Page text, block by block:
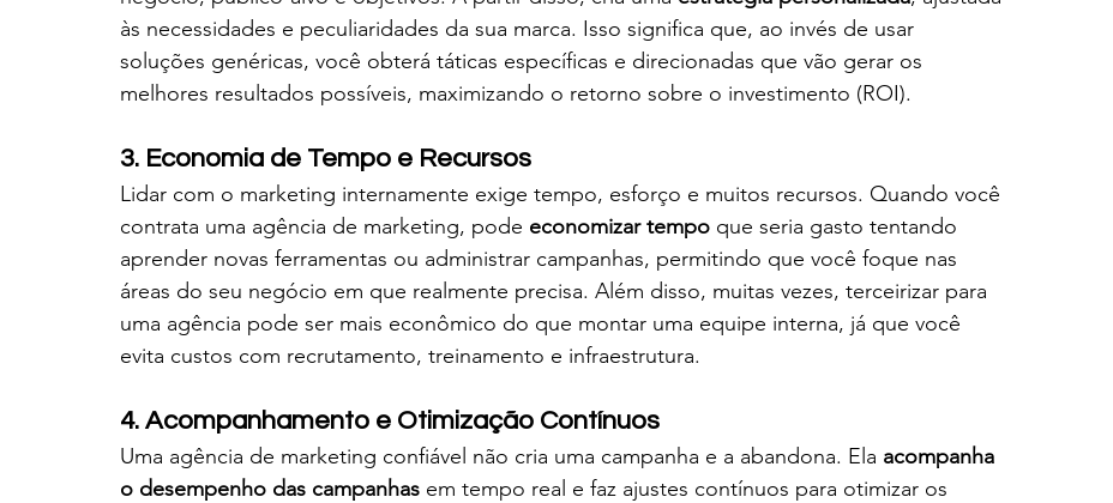
às necessidades e peculiaridades da sua marca. Isso significa que, ao invés de usar
soluções genéricas, você obterá táticas específicas e direcionadas que vão gerar os
melhores resultados possíveis, maximizando o retorno sobre o investimento (ROI).
3. Economia de Tempo e Recursos
Lidar com o marketing internamente exige tempo, esforço e muitos recursos. Quando você
contrata uma agência de marketing, pode economizar tempo que seria gasto tentando
aprender novas ferramentas ou administrar campanhas, permitindo que você foque nas
áreas do seu negócio em que realmente precisa. Além disso, muitas vezes, terceirizar para
uma agência pode ser mais econômico do que montar uma equipe interna, já que você
evita custos com recrutamento, treinamento e infraestrutura.
4. Acompanhamento e Otimização Contínuos
Uma agência de marketing confiável não cria uma campanha e a abandona. Ela acompanha
o desempenho das campanhas em tempo real e faz ajustes contínuos para otimizar os